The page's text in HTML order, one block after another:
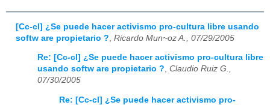
[Cc-cl] ¿Se puede hacer activismo pro-cultura libre usando
softw are propietario ? Ricardo Mun~oz A., 07/29/2005
Re: [Cc-cl] ¿Se puede hacer activismo pro-cultura libre
usando softw are propietario ?, Claudio Ruiz G.,
07/30/2005
Re: [Cc-cl] ¿Se puede hacer activismo pro-